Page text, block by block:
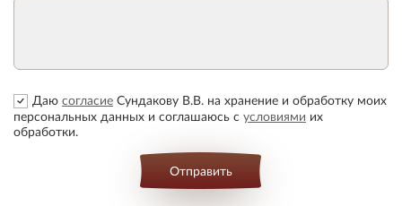
Даю согласие Сундакову В.В. на хранение и обработку моих
персональных данных и соглашаюсь с условиями их
обработки.
Отправить